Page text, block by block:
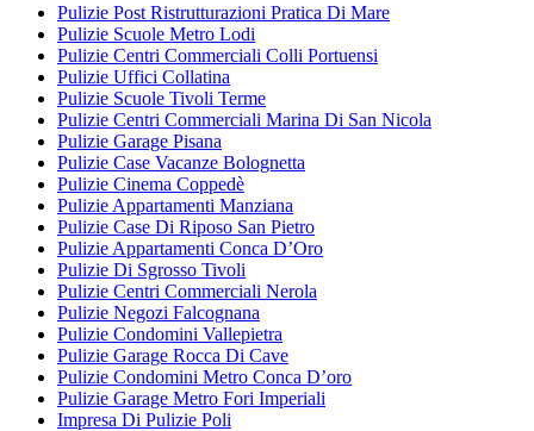
Pulizie Post Ristrutturazioni Pratica Di Mare
Pulizie Scuole Metro Lodi
Pulizie Centri Commerciali Colli Portuensi
Pulizie Uffici Collatina
Pulizie Scuole Tivoli Terme
Pulizie Centri Commerciali Marina Di San Nicola
Pulizie Garage Pisana
Pulizie Case Vacanze Bolognetta
Pulizie Cinema Coppedè
Pulizie Appartamenti Manziana
Pulizie Case Di Riposo San Pietro
Pulizie Appartamenti Conca D’Oro
Pulizie Di Sgrosso Tivoli
Pulizie Centri Commerciali Nerola
Pulizie Negozi Falcognana
Pulizie Condomini Vallepietra
Pulizie Garage Rocca Di Cave
Pulizie Condomini Metro Conca D’oro
Pulizie Garage Metro Fori Imperiali
Impresa Di Pulizie Poli